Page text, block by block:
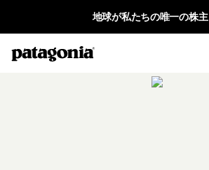
地球が私たちの唯一の株主